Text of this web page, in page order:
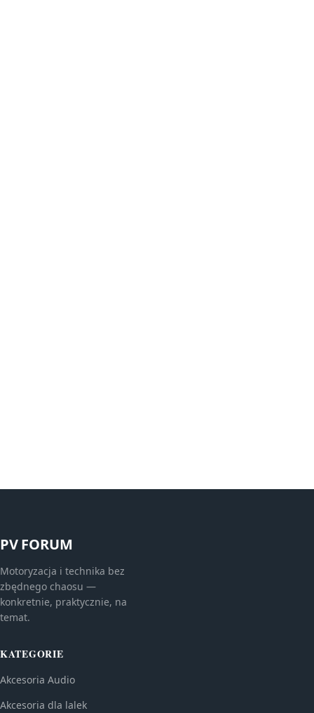
PV FORUM
Motoryzacja i technika bez
zbędnego chaosu —
konkretnie, praktycznie, na
temat.
KATEGORIE
Akcesoria Audio
Akcesoria dla lalek